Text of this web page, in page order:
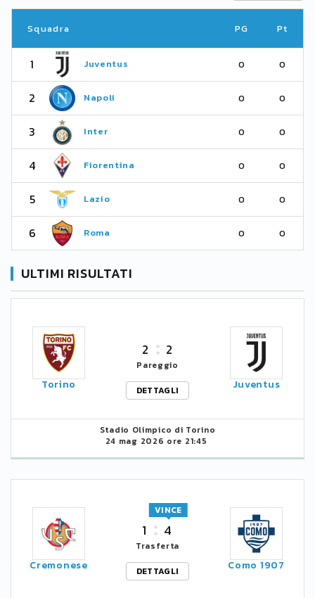
Squadra PG Pt
1 Juventus 0 0
2 Napoli 0 0
3 Inter 0 0
4 Fiorentina 0 0
5 Lazio 0 0
6 Roma 0 0
ULTIMI RISULTATI
Torino
2 2
Pareggio
DETTAGLI
Juventus
Stadio Olimpico di Torino
24 mag 2026 ore 21:45
Cremonese
1 4
VINCE
Trasferta
DETTAGLI
Como 1907